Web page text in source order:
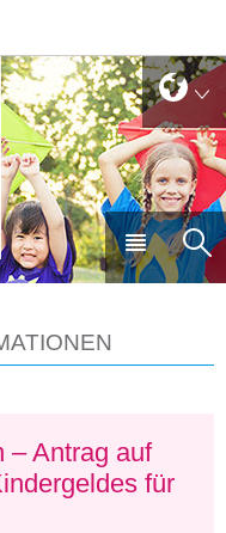
Haupt-
Sprache
wechseln
– Antrag auf
für